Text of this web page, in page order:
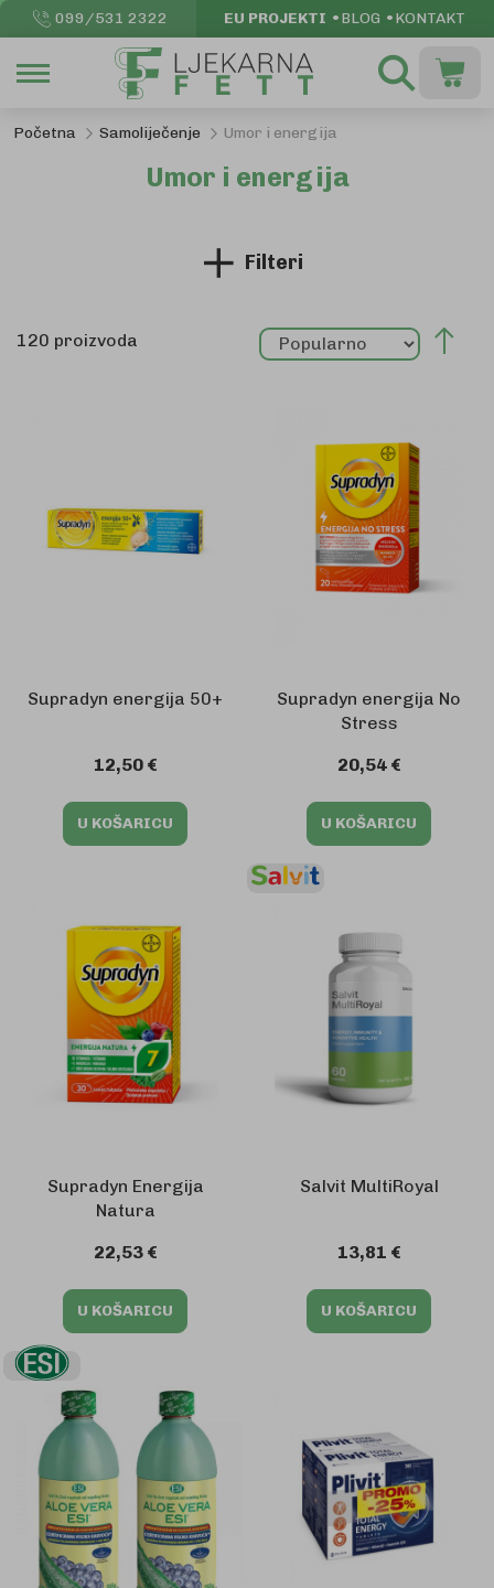
099/531 2322 EU PROJEKTI BLOG KONTAKT
Moja
Početna Samoliječenje Umor i energija
Umor i energija
120 proizvoda
Supradyn energija 50+
12,50 €
U KOŠARICU
Supradyn energija No
Stress
20,54 €
U KOŠARICU
Supradyn Energija
Natura
22,53 €
U KOŠARICU
Salvit MultiRoyal
13,81 €
U KOŠARICU
Filteri